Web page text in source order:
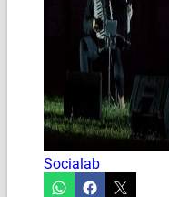
Socialab